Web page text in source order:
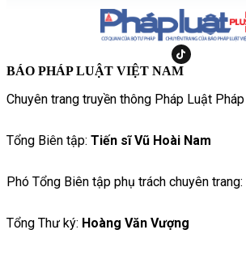
BÁO PHÁP LUẬT VIỆT NAM
Chuyên trang truyền thông Pháp Luật
Tổng Biên tập: Tiến sĩ Vũ Hoài Nam
Phó Tổng Biên tập phụ trách chuyên trang:
Tổng Thư ký: Hoàng Văn Vượng